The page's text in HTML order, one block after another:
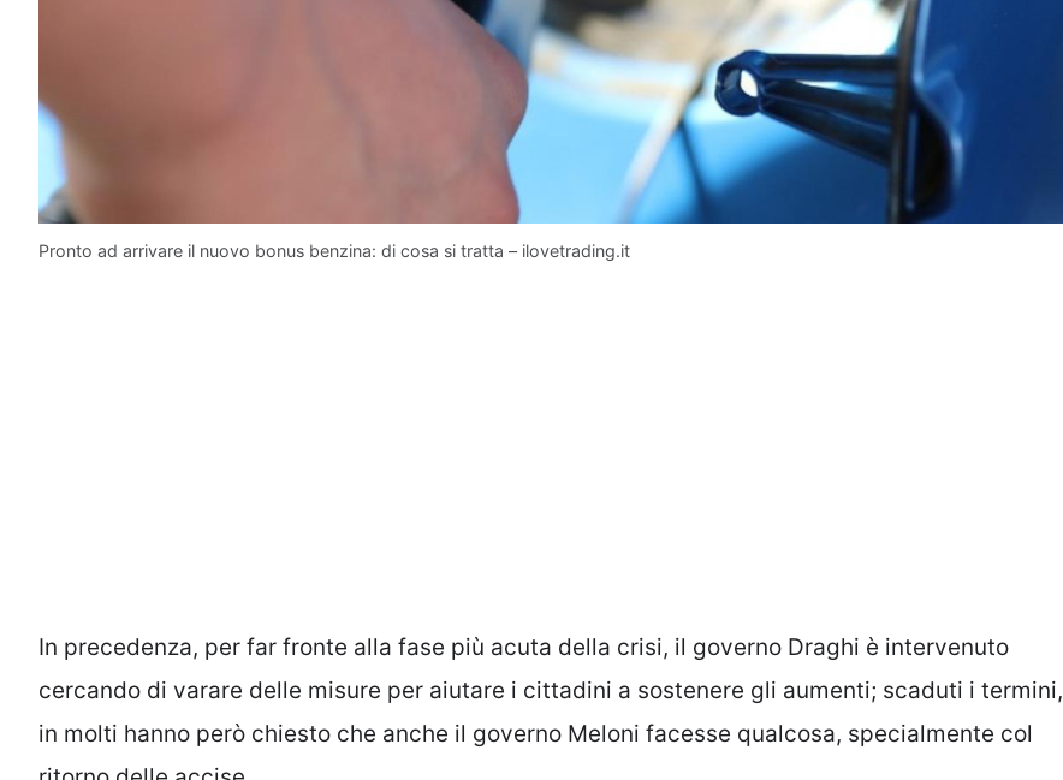
Pronto ad arrivare il nuovo bonus benzina: di cosa si tratta – ilovetrading.it
In precedenza, per far fronte alla fase più acuta della crisi, il governo Draghi è intervenuto
cercando di varare delle misure per aiutare i cittadini a sostenere gli aumenti; scaduti i termini,
in molti hanno però chiesto che anche il governo Meloni facesse qualcosa, specialmente col